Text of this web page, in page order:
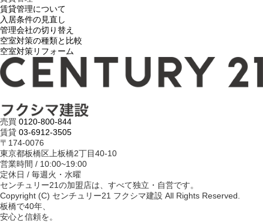
賃貸管理について
入居条件の見直し
管理会社の切り替え
空室対策の種類と比較
空室対策リフォーム
売買 0120-800-844
賃貸 03-6912-3505
〒174-0076
東京都板橋区上板橋2丁目40-10
営業時間 / 10:00~19:00
定休日 / 毎週火・水曜
センチュリー21の加盟店は、すべて独立・自営です。
Copyright (C) センチュリー21 フクシマ建設 All Rights Reserved.
板橋で40年、
安心と信頼を。